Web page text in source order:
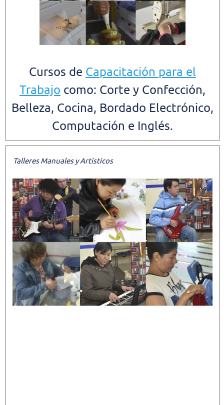
Cursos de Capacitación para el
Trabajo como: Corte y Confección,
Belleza, Cocina, Bordado Electrónico,
Computación e Inglés.
Talleres Manuales y Artísticos